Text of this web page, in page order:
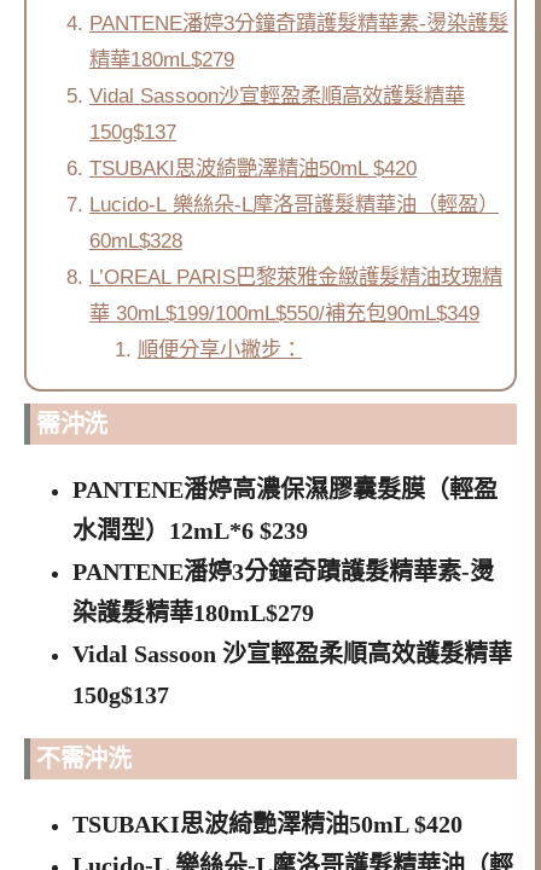
PANTENE潘婷3分鐘奇蹟護髮精華素-燙染護髮
精華180mL$279
Vidal Sassoon沙宣輕盈柔順高效護髮精華
150g$137
TSUBAKI思波綺艷澤精油50mL $420
Lucido-L 樂絲朵-L摩洛哥護髮精華油（輕盈）
60mL$328
L’OREAL PARIS巴黎萊雅金緻護髮精油玫瑰精
華 30mL$199/100mL$550/補充包90mL$349
順便分享小撇步：
需沖洗
PANTENE潘婷高濃保濕膠囊髮膜（輕盈
水潤型）12mL*6 $239
PANTENE潘婷3分鐘奇蹟護髮精華素-燙
染護髮精華180mL$279
Vidal Sassoon 沙宣輕盈柔順高效護髮精華
150g$137
不需沖洗
TSUBAKI思波綺艷澤精油50mL $420